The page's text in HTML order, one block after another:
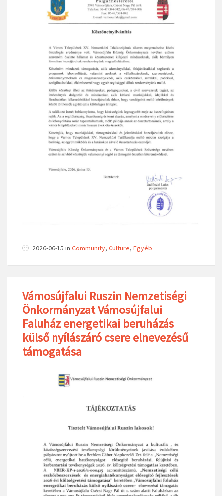
2026-06-15 in Community, Culture, Egyéb
Vámosújfalui Ruszin Nemzetiségi
Önkormányzat Vámosújfalui
Faluház energetikai beruházás
külső nyílászáró csere elnevezésű
támogatása